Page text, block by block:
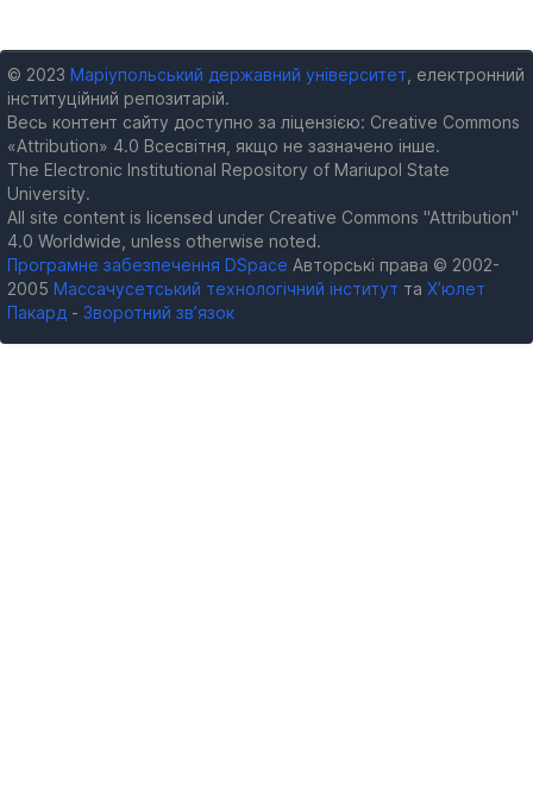
© 2023 Маріупольський державний університет , електронний
інституційний репозитарій.
Весь контент сайту доступно за ліцензією: Creative Commons
«Attribution» 4.0 Всесвітня, якщо не зазначено інше.
The Electronic Institutional Repository of Mariupol State
University.
All site content is licensed under Creative Commons "Attribution"
4.0 Worldwide, unless otherwise noted.
Програмне забезпечення DSpace Авторські права © 2002-
2005 Массачусетський технологічний інститут та Х’юлет
Пакард - Зворотний зв’язок